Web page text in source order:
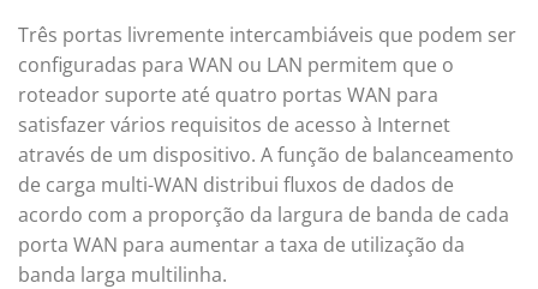
Três portas livremente intercambiáveis que podem ser
configuradas para WAN ou LAN permitem que o
roteador suporte até quatro portas WAN para
satisfazer vários requisitos de acesso à Internet
através de um dispositivo. A função de balanceamento
de carga multi-WAN distribui fluxos de dados de
acordo com a proporção da largura de banda de cada
porta WAN para aumentar a taxa de utilização da
banda larga multilinha.